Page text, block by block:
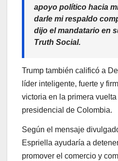
apoyo político hacia
darle mi respaldo
dijo el mandatario en
Truth Social.
Trump también calificó a
líder inteligente, fuerte y
victoria en la primera
presidencial de Colombia.
Según el mensaje
Espriella ayudaría a
promover el comercio y